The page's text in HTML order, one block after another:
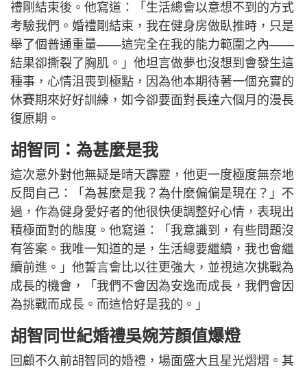
禮剛結束後。他寫道：「生活總會以意想不到的方式
考驗我們。婚禮剛結束，我在健身房做臥推時，只是
舉了個普通重量——這完全在我的能力範圍之內——
結果卻撕裂了胸肌。」他坦言做夢也沒想到會發生這
種事，心情沮喪到極點，因為他本期待著一個充實的
休賽期來好好訓練，如今卻要面對長達六個月的漫長
復原期。
胡智同：為甚麼是我
這次意外對他無疑是晴天霹靂，他更一度極度無奈地
反問自己：「為甚麼是我？為什麼偏偏是現在？」不
過，作為健身愛好者的他很快便調整好心情，表現出
積極面對的態度。他寫道：「我意識到，有些問題沒
有答案。我唯一知道的是，生活總要繼續，我也會繼
續前進。」他誓言會比以往更強大，並視這次挑戰為
成長的機會，「我們不會因為安逸而成長，我們會因
為挑戰而成長。而這恰好是我的。」
胡智同世紀婚禮吳婉芳顏值爆燈
回顧不久前胡智同的婚禮，場面盛大且星光熠熠。其